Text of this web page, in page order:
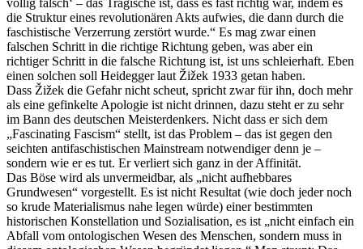
völlig falsch‘ – das Tragische ist, dass es fast richtig war, indem es
die Struktur eines revolutionären Akts aufwies, die dann durch die
faschistische Verzerrung zerstört wurde.“ Es mag zwar einen
falschen Schritt in die richtige Richtung geben, was aber ein
richtiger Schritt in die falsche Richtung ist, ist uns schleierhaft. Eben
einen solchen soll Heidegger laut Žižek 1933 getan haben.
Dass Žižek die Gefahr nicht scheut, spricht zwar für ihn, doch mehr
als eine gefinkelte Apologie ist nicht drinnen, dazu steht er zu sehr
im Bann des deutschen Meisterdenkers. Nicht dass er sich dem
„Fascinating Fascism“ stellt, ist das Problem – das ist gegen den
seichten antifaschistischen Mainstream notwendiger denn je –
sondern wie er es tut. Er verliert sich ganz in der Affinität.
Das Böse wird als unvermeidbar, als „nicht aufhebbares
Grundwesen“ vorgestellt. Es ist nicht Resultat (wie doch jeder noch
so krude Materialismus nahe legen würde) einer bestimmten
historischen Konstellation und Sozialisation, es ist „nicht einfach ein
Abfall vom ontologischen Wesen des Menschen, sondern muss in